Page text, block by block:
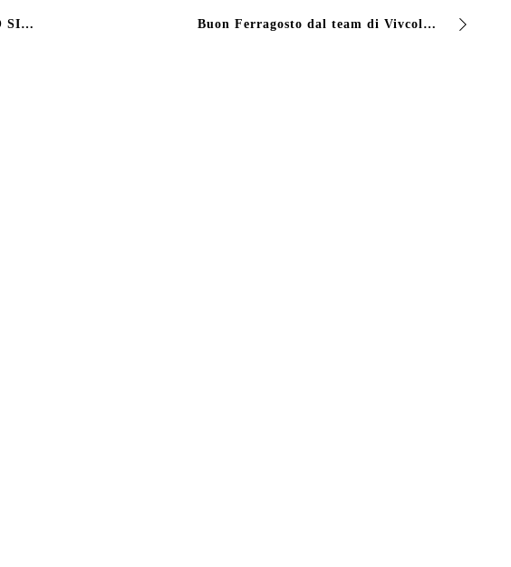
VIVSINT SILICONICO SMALTO SINTETICO PER ESTERNI #Pittura di finitura a base di resine sintetiche-siliconiche. Assicura un’ottima ritenzione del #colore e … Buon Ferragosto dal team di Vivcolor #vivcolor #industialcoating #vernici #dreamitpaintit